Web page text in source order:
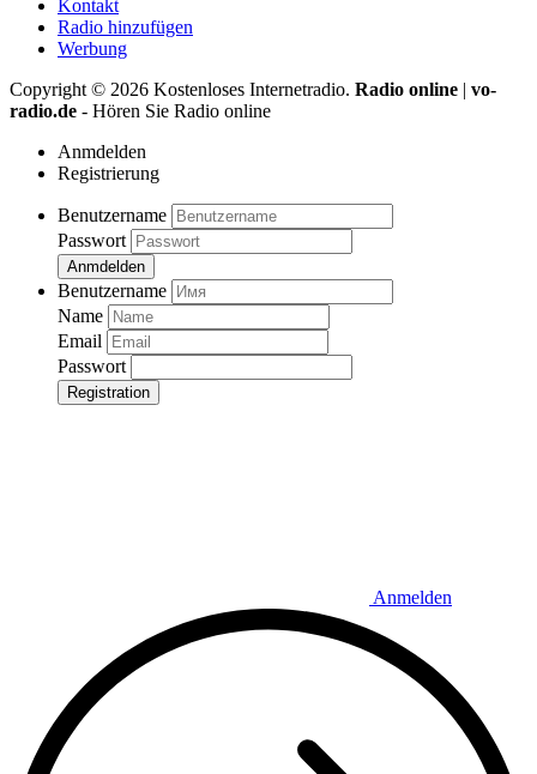
Kontakt
Radio hinzufügen
Werbung
Copyright © 2026 Kostenloses Internetradio. Radio online | vo-
radio.de - Hören Sie Radio online
Anmdelden
Registrierung
Benutzername
Passwort
Anmdelden
Benutzername
Name
Email
Passwort
Registration
Anmelden